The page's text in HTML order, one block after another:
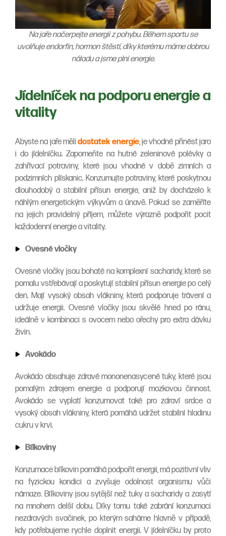
Na jaře načerpejte energii z pohybu. Během sportu se
uvolňuje endorfin, hormon štěstí, díky kterému máme dobrou
náladu a jsme plni energie.
Jídelníček na podporu energie a
vitality
Abyste na jaře mělidostatek energie, je vhodné přinést jaro
i do jídelníčku. Zapomeňte na hutné zeleninové polévky a
zahřívací potraviny, které jsou vhodné v době zimních a
podzimních plískanic. Konzumujte potraviny, které poskytnou
dlouhodobý a stabilní přísun energie, aniž by docházelo k
náhlým energetickým výkyvům a únavě. Pokud se zaměříte
na jejich pravidelný příjem, můžete výrazně podpořit pocit
každodenní energie a vitality.
Ovesné vločky
Ovesné vločky jsou bohaté na komplexní sacharidy, které se
pomalu vstřebávají a poskytují stabilní přísun energie po celý
den. Mají vysoký obsah vlákniny, která podporuje trávení a
udržuje energii. Ovesné vločky jsou skvělé hned po ránu,
ideálně v kombinaci s ovocem nebo ořechy pro extra dávku
živin.
Avokádo
Avokádo obsahuje zdravé mononenasycené tuky, které jsou
pomalým zdrojem energie a podporují mozkovou činnost.
Avokádo se vyplatí konzumovat také pro zdraví srdce a
vysoký obsah vlákniny, která pomáhá udržet stabilní hladinu
cukru v krvi.
Bílkoviny
Konzumace bílkovin pomáhá podpořit energii, má pozitivní vliv
na fyzickou kondici a zvyšuje odolnost organismu vůči
námaze. Bílkoviny jsou sytější než tuky a sacharidy a zasytí
na mnohem delší dobu. Díky tomu také zabrání konzumaci
nezdravých svačinek, po kterým saháme hlavně v případě,
kdy potřebujeme rychle doplnit energii. V jídelníčku by proto